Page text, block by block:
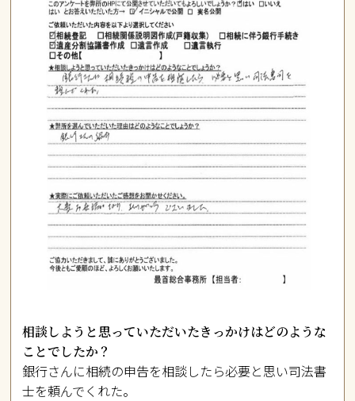
相談しようと思っていただいたきっかけはどのような
ことでしたか？
銀行さんに相続の申告を相談したら必要と思い司法書
士を頼んでくれた。